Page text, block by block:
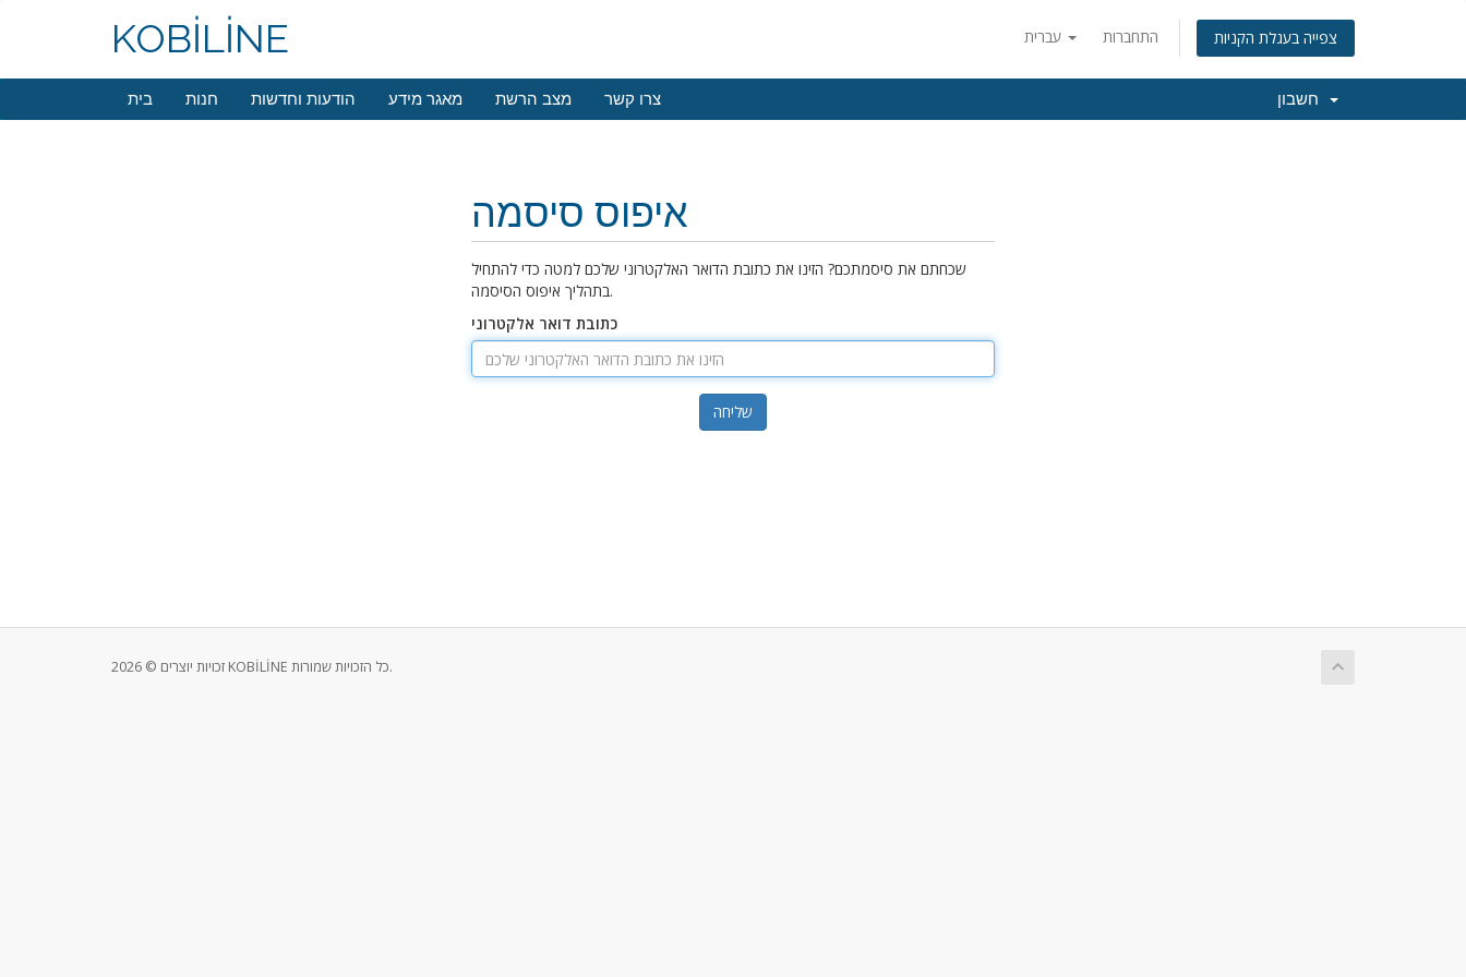
התחברות צפייה בעגלת הקניות KOBİLİNE
בית חנות הודעות וחדשות מאגר מידע מצב הרשת צרו קשר
איפוס סיסמה
שכחתם את סיסמתכם? הזינו את כתובת הדואר האלקטרוני שלכם למטה כדי להתחיל
בתהליך איפוס הסיסמה.
כתובת דואר אלקטרוני
שליחה
זכויות יוצרים © 2026 KOBİLİNE כל הזכויות שמורות.